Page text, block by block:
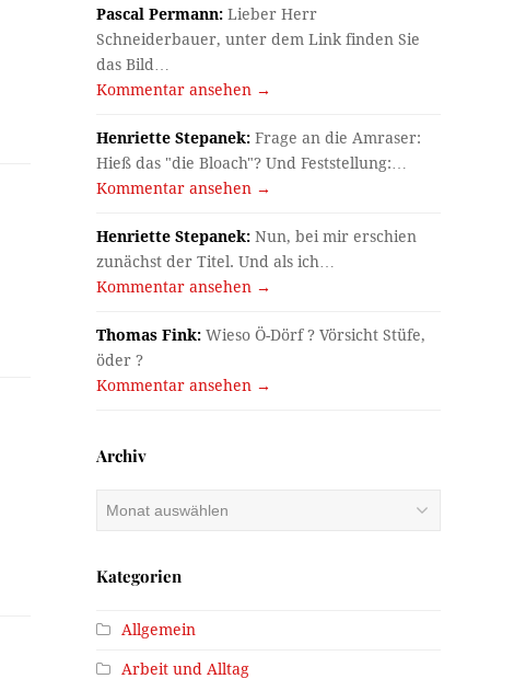
Pascal Permann: Lieber Herr
Schneiderbauer, unter dem Link finden Sie
das Bild…
Kommentar ansehen →
Henriette Stepanek: Frage an die Amraser:
Hieß das "die Bloach"? Und Feststellung:…
Kommentar ansehen →
Henriette Stepanek: Nun, bei mir erschien
zunächst der Titel. Und als ich…
Kommentar ansehen →
Thomas Fink: Wieso Ö-Dörf ? Vörsicht Stüfe,
öder ?
Kommentar ansehen →
Archiv
Kategorien
Allgemein
Arbeit und Alltag